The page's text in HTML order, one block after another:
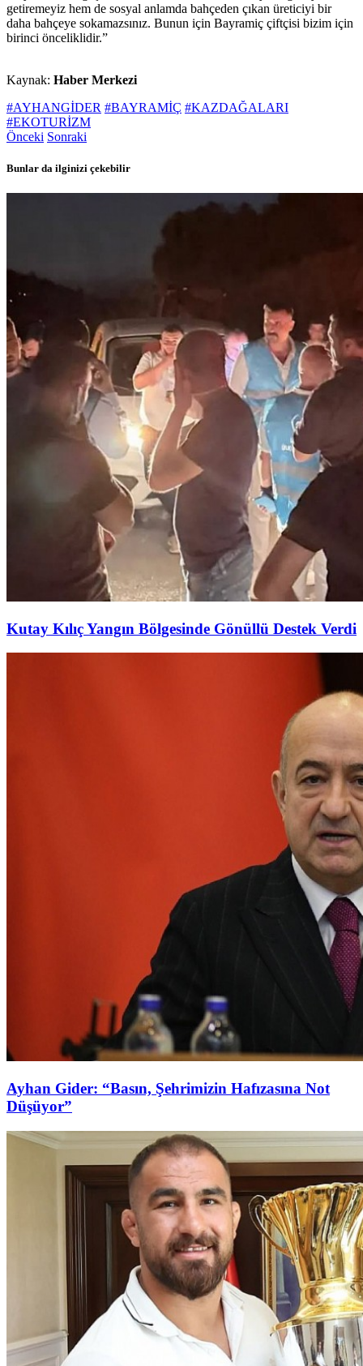
getiremeyiz hem de sosyal anlamda bahçeden çıkan üreticiyi bir
daha bahçeye sokamazsınız. Bunun için Bayramiç çiftçisi bizim için
birinci önceliklidir.”
Kaynak: Haber Merkezi
#AYHANGİDER #BAYRAMİÇ #KAZDAĞALARI
#EKOTURİZM
Önceki Sonraki
Bunlar da ilginizi çekebilir
Kutay Kılıç Yangın Bölgesinde Gönüllü Destek Verdi
Ayhan Gider: “Basın, Şehrimizin Hafızasına Not
Düşüyor”